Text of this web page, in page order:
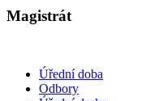
Magistrát
Úřední doba
Odbory